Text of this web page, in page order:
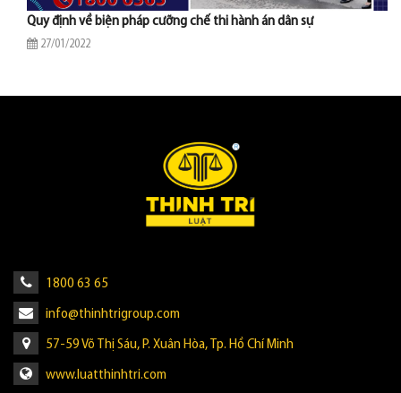
Quy định về biện pháp cưỡng chế thi hành án dân sự
27/01/2022
1800 63 65
info@thinhtrigroup.com
57-59 Võ Thị Sáu, P. Xuân Hòa, Tp. Hồ Chí Minh
www.luatthinhtri.com